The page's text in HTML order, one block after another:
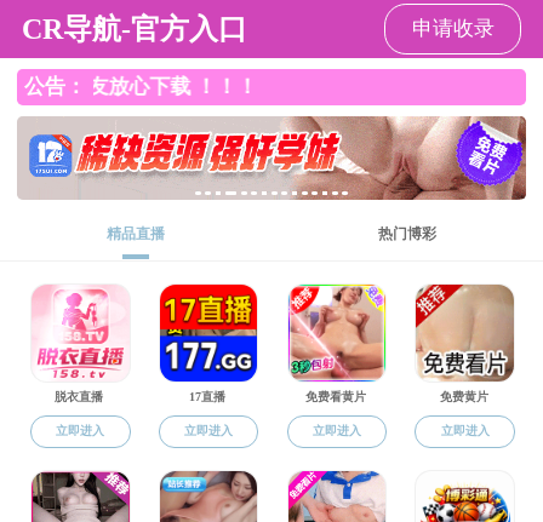
黄色漫画
科学研究